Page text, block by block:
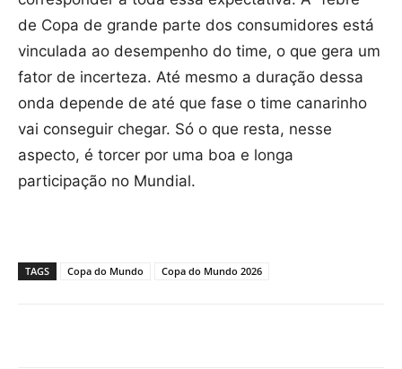
de Copa de grande parte dos consumidores está
vinculada ao desempenho do time, o que gera um
fator de incerteza. Até mesmo a duração dessa
onda depende de até que fase o time canarinho
vai conseguir chegar. Só o que resta, nesse
aspecto, é torcer por uma boa e longa
participação no Mundial.
TAGS Copa do Mundo Copa do Mundo 2026